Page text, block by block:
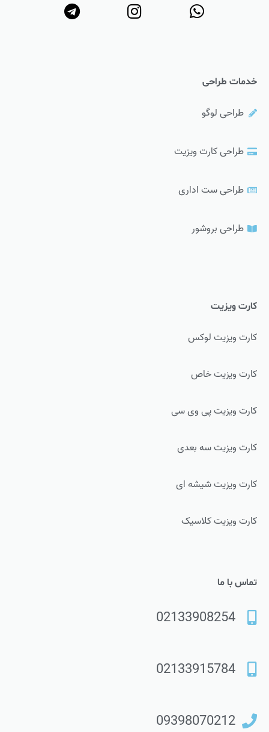
خدمات طراحی
طراحی لوگو
طراحی کارت ویزیت
طراحی ست اداری
طراحی بروشور
کارت ویزیت
کارت ویزیت لوکس
کارت ویزیت خاص
کارت ویزیت پی وی سی
کارت ویزیت سه بعدی
کارت ویزیت شیشه ای
کارت ویزیت کلاسیک
تماس با ما
02133908254
02133915784
09398070212